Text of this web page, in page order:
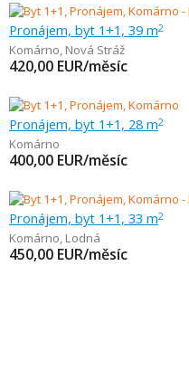
Pronájem, byt 1+1, 39 m2
Komárno, Nová Stráž
420,00 EUR/měsíc
Pronájem, byt 1+1, 28 m2
Komárno
400,00 EUR/měsíc
Pronájem, byt 1+1, 33 m2
Komárno, Lodná
450,00 EUR/měsíc